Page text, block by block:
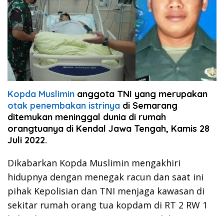
Kopda Muslimin anggota TNI yang merupakan
otak penembakan istrinya di Semarang
ditemukan meninggal dunia di rumah
orangtuanya di Kendal Jawa Tengah, Kamis 28
Juli 2022.
Dikabarkan Kopda Muslimin mengakhiri
hidupnya dengan menegak racun dan saat ini
pihak Kepolisian dan TNI menjaga kawasan di
sekitar rumah orang tua kopdam di RT 2 RW 1